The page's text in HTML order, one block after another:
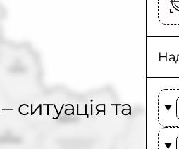
ситуація та